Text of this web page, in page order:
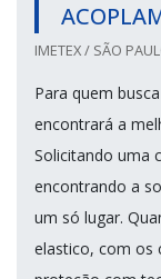
IMETEX / SÃO
Para quem
encontrará a
Solicitando uma
encontrando a
um só lugar.
elastico, com os